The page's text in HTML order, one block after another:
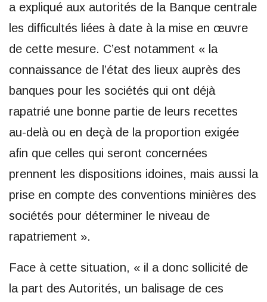
a expliqué aux autorités de la Banque centrale
les difficultés liées à date à la mise en œuvre
de cette mesure. C’est notamment « la
connaissance de l’état des lieux auprès des
banques pour les sociétés qui ont déjà
rapatrié une bonne partie de leurs recettes
au-delà ou en deçà de la proportion exigée
afin que celles qui seront concernées
prennent les dispositions idoines, mais aussi la
prise en compte des conventions minières des
sociétés pour déterminer le niveau de
rapatriement ».
Face à cette situation, « il a donc sollicité de
la part des Autorités, un balisage de ces